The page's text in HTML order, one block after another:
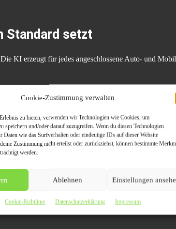
Cookie-Zustimmung verwalten
zu bieten, verwenden wir Technologien wie Cookies, um
speichern und/oder darauf zuzugreifen. Wenn du diesen Technologien
Daten wie das Surfverhalten oder eindeutige IDs auf dieser Website
Zustimmung nicht erteilst oder zurückziehst, können bestimmte
werden.
Ablehnen Einstellungen
Cookie-Richtlinie Datenschutzerklärung Impressum
Standard setzt
KI erzeugt für jedes angeschlossene Auto- und